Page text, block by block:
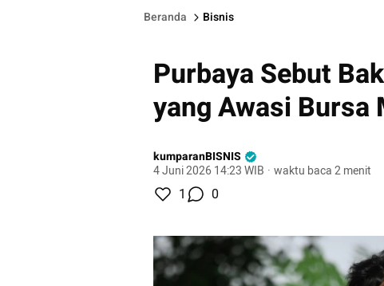
Beranda Bisnis
Purbaya Sebut
yang Awasi Bursa
kumparanBISNIS
4 Juni 2026 14:23 WIB · waktu baca 2 menit
1 0